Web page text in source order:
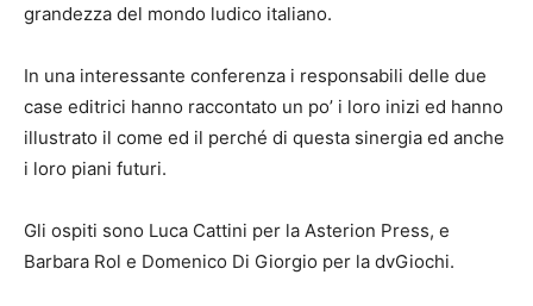
grandezza del mondo ludico italiano.
In una interessante conferenza i responsabili delle due
case editrici hanno raccontato un po’ i loro inizi ed hanno
illustrato il come ed il perché di questa sinergia ed anche
i loro piani futuri.
Gli ospiti sono Luca Cattini per la Asterion Press, e
Barbara Rol e Domenico Di Giorgio per la dvGiochi.